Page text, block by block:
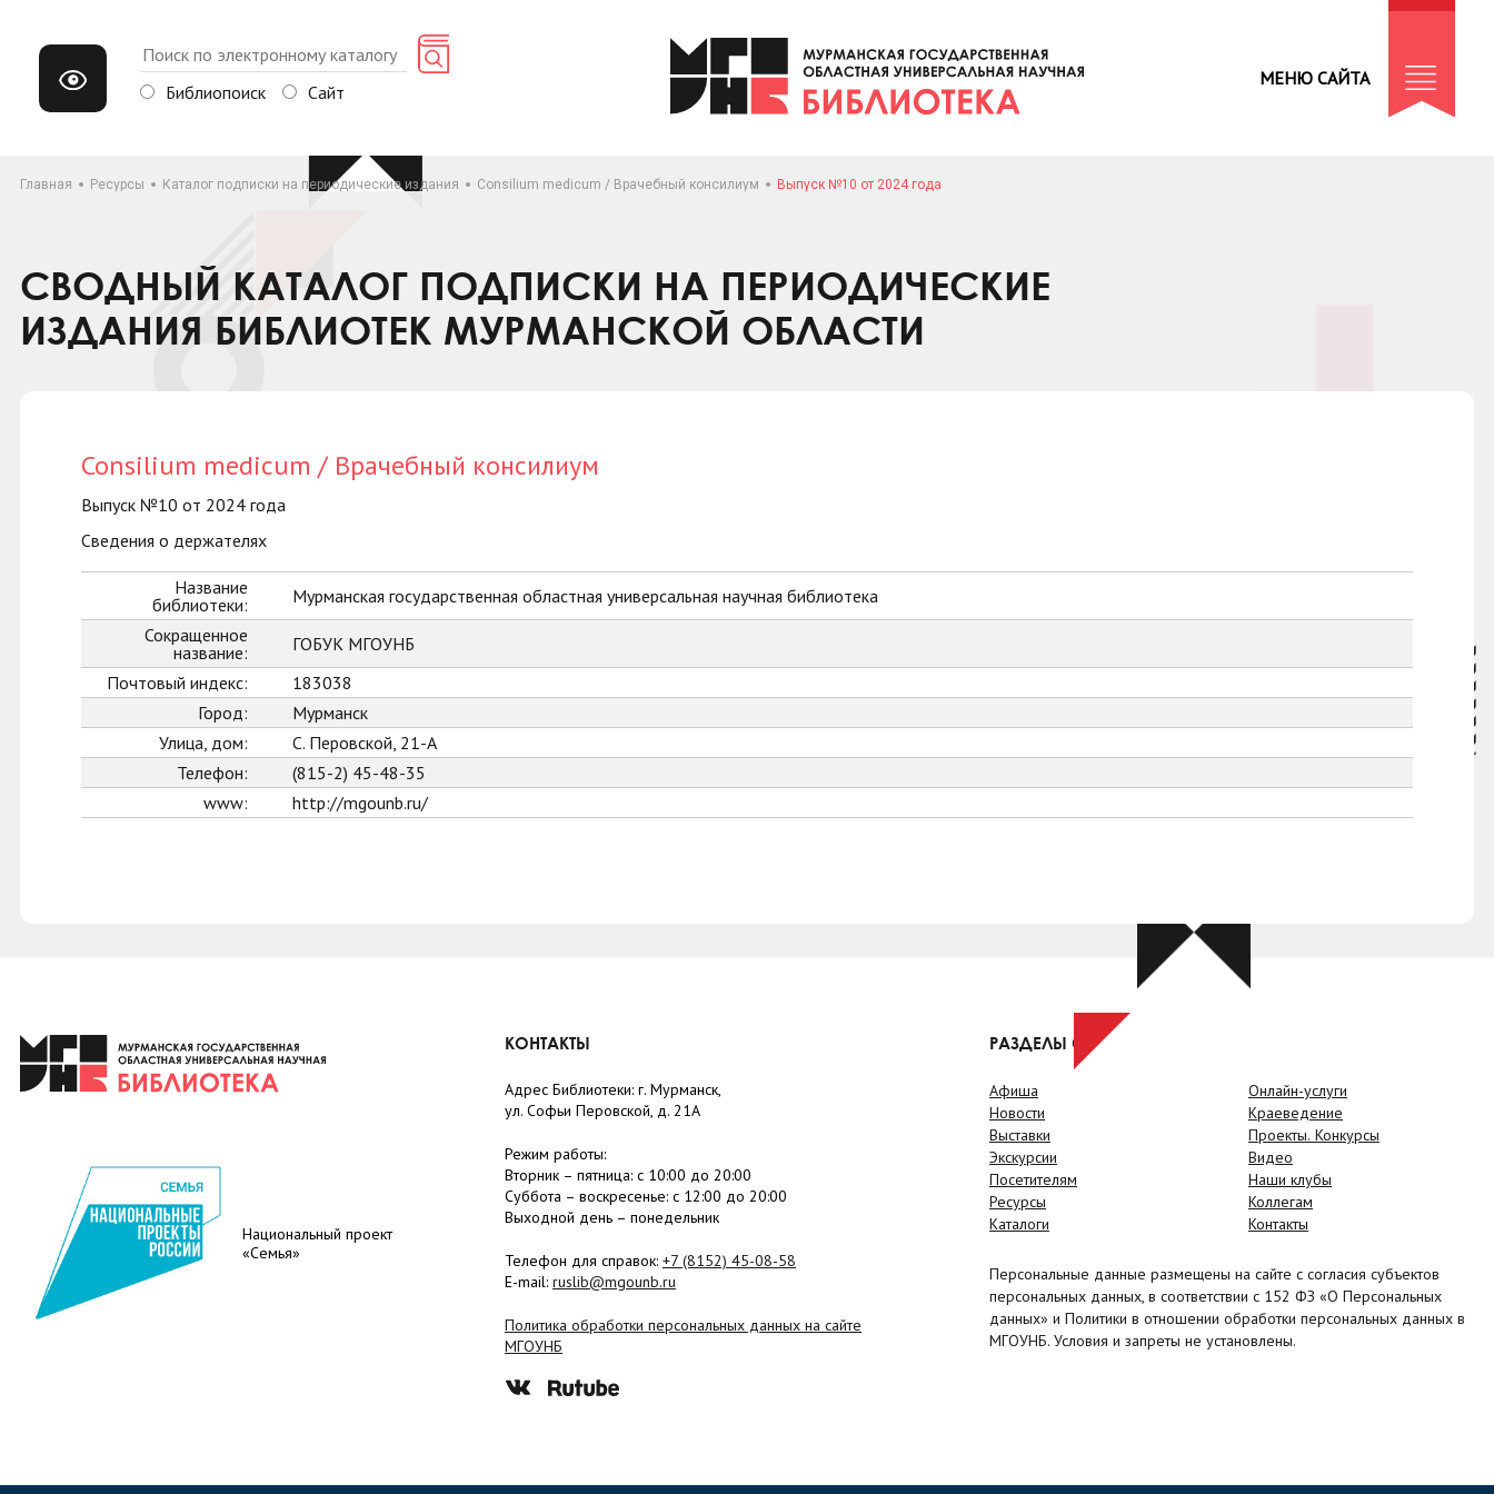
Библиопоиск Сайт
МЕНЮ САЙТА
Главная Ресурсы Каталог подписки на периодические издания Consilium medicum / Врачебный консилиум Выпуск №10 от 2024 года
СВОДНЫЙ КАТАЛОГ ПОДПИСКИ НА ПЕРИОДИЧЕСКИЕ
ИЗДАНИЯ БИБЛИОТЕК МУРМАНСКОЙ ОБЛАСТИ
Consilium medicum / Врачебный консилиум
Выпуск №10 от 2024 года
Сведения о держателях
Название
библиотеки:
Мурманская государственная областная универсальная научная библиотека
Сокращенное
название:
ГОБУК МГОУНБ
Почтовый индекс:
183038
Город:
Мурманск
Улица, дом:
С. Перовской, 21-А
Телефон:
(815-2) 45-48-35
www:
http://mgounb.ru/
Национальный проект
«Семья»
КОНТАКТЫ
Адрес Библиотеки: г. Мурманск,
ул. Софьи Перовской, д. 21А
Режим работы:
Вторник – пятница: с 10:00 до 20:00
Суббота – воскресенье: c 12:00 до 20:00
Выходной день – понедельник
Телефон для справок: +7 (8152) 45-08-58
E-mail: ruslib@mgounb.ru
Политика обработки персональных данных на сайте
МГОУНБ
РАЗДЕЛЫ САЙТА
Афиша
Новости
Выставки
Экскурсии
Посетителям
Ресурсы
Каталоги
Онлайн-услуги
Краеведение
Проекты. Конкурсы
Видео
Наши клубы
Коллегам
Контакты
Персональные данные размещены на сайте с согласия субъектов
персональных данных, в соответствии с 152 ФЗ «О Персональных
данных» и Политики в отношении обработки персональных данных в
МГОУНБ. Условия и запреты не установлены.